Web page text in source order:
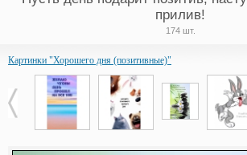
прилив!
174 шт.
Картинки "Хорошего дня (позитивные)"